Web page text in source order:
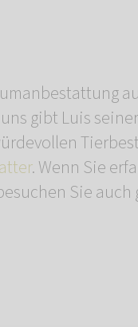
gibt Luis seiner
. Wenn Sie
Sie auch